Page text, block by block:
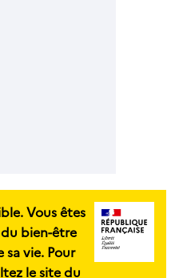
Vous êtes
bien-être
vie. Pour
le site du